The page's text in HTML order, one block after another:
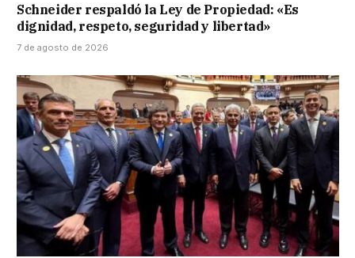
Schneider respaldó la Ley de Propiedad: «Es
dignidad, respeto, seguridad y libertad»
7 de agosto de 2026